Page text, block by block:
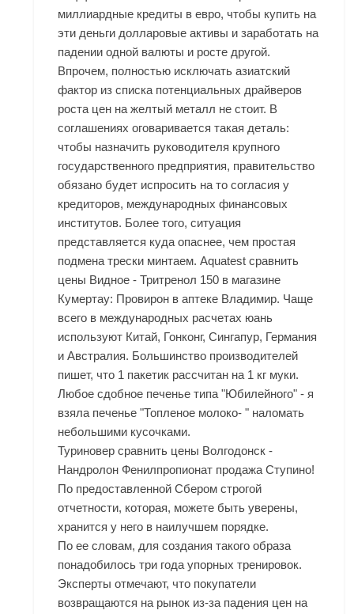
миллиардные кредиты в евро, чтобы купить на
эти деньги долларовые активы и заработать на
падении одной валюты и росте другой.
Впрочем, полностью исключать азиатский
фактор из списка потенциальных драйверов
роста цен на желтый металл не стоит. В
соглашениях оговаривается такая деталь:
чтобы назначить руководителя крупного
государственного предприятия, правительство
обязано будет испросить на то согласия у
кредиторов, международных финансовых
институтов. Более того, ситуация
представляется куда опаснее, чем простая
подмена трески минтаем. Aquatest сравнить
цены Видное - Тритренол 150 в магазине
Кумертау: Провирон в аптеке Владимир. Чаще
всего в международных расчетах юань
используют Китай, Гонконг, Сингапур, Германия
и Австралия. Большинство производителей
пишет, что 1 пакетик рассчитан на 1 кг муки.
Любое сдобное печенье типа "Юбилейного" - я
взяла печенье "Топленое молоко- " наломать
небольшими кусочками.
Туриновер сравнить цены Волгодонск -
Нандролон Фенилпропионат продажа Ступино!
По предоставленной Сбером строгой
отчетности, которая, можете быть уверены,
хранится у него в наилучшем порядке.
По ее словам, для создания такого образа
понадобилось три года упорных тренировок.
Эксперты отмечают, что покупатели
возвращаются на рынок из-за падения цен на